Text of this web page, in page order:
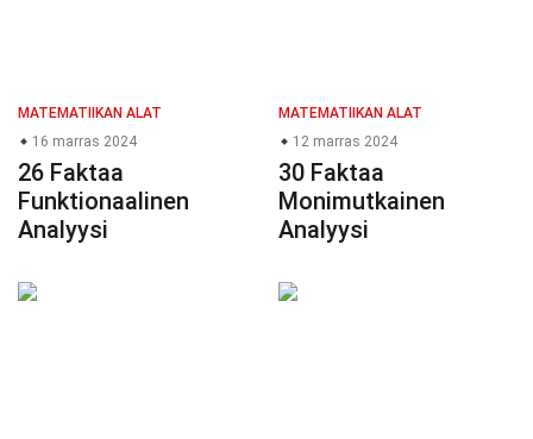
MATEMATIIKAN ALAT
16 marras 2024
26 Faktaa
Funktionaalinen
Analyysi
MATEMATIIKAN ALAT
12 marras 2024
30 Faktaa
Monimutkainen
Analyysi